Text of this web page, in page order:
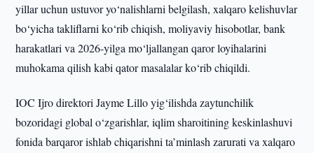
yillar uchun ustuvor yo‘nalishlarni belgilash, xalqaro kelishuvlar
bo‘yicha takliflarni ko‘rib chiqish, moliyaviy hisobotlar, bank
harakatlari va 2026-yilga mo‘ljallangan qaror loyihalarini
muhokama qilish kabi qator masalalar ko‘rib chiqildi.
IOC Ijro direktori Jayme Lillo yig‘ilishda zaytunchilik
bozoridagi global o‘zgarishlar, iqlim sharoitining keskinlashuvi
fonida barqaror ishlab chiqarishni ta’minlash zarurati va xalqaro